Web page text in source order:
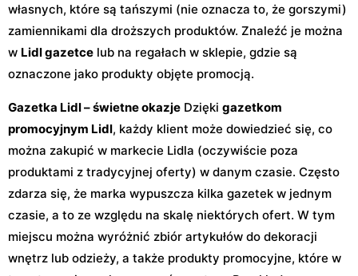
własnych, które są tańszymi (nie oznacza to, że gorszymi)
zamiennikami dla droższych produktów. Znaleźć je można
w Lidl gazetce lub na regałach w sklepie, gdzie są
oznaczone jako produkty objęte promocją.
Gazetka Lidl – świetne okazje Dzięki gazetkom
promocyjnym Lidl, każdy klient może dowiedzieć się, co
można zakupić w markecie Lidla (oczywiście poza
produktami z tradycyjnej oferty) w danym czasie. Często
zdarza się, że marka wypuszcza kilka gazetek w jednym
czasie, a to ze względu na skalę niektórych ofert. W tym
miejscu można wyróżnić zbiór artykułów do dekoracji
wnętrz lub odzieży, a także produkty promocyjne, które w